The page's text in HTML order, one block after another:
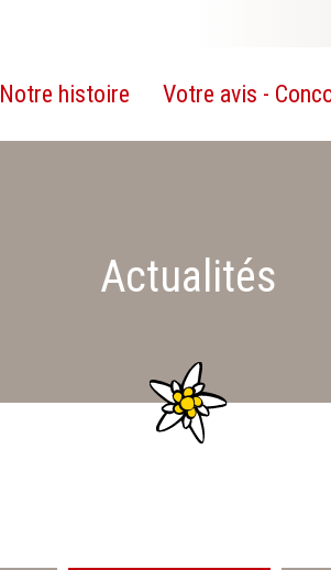
Notre histoire Votre avis -
Actualités